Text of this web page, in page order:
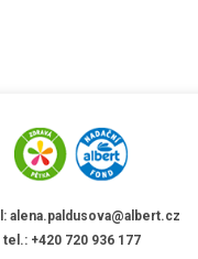
alena.paldusova@albert.cz
tel.: +420 720 936 177